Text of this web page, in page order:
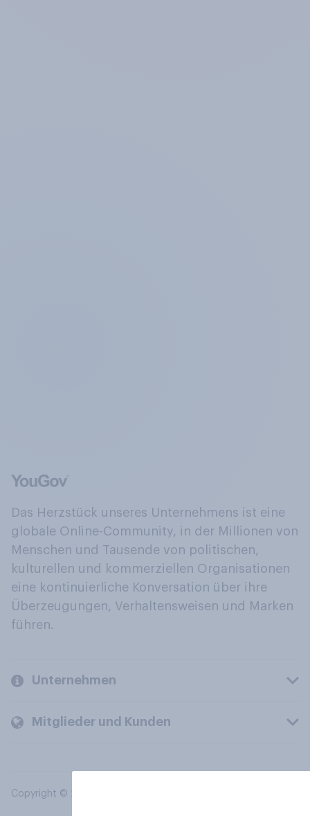
Das Herzstück unseres Unternehmens ist eine
globale Online-Community, in der Millionen von
Menschen und Tausende von politischen,
kulturellen und kommerziellen Organisationen
eine kontinuierliche Konversation über ihre
Überzeugungen, Verhaltensweisen und Marken
führen.
Unternehmen
Mitglieder und Kunden
Copyright © 2026 YouGov PLC. Alle Rechte vorbehalten.